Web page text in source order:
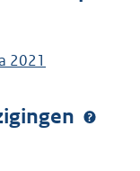
2021